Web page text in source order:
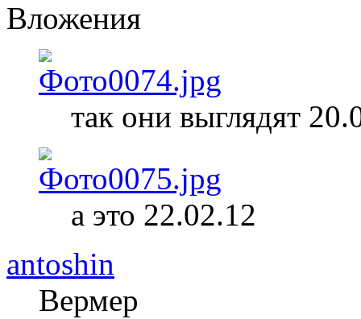
Вложения
так они выглядят
а это 22.02.12
antoshin
Вермер